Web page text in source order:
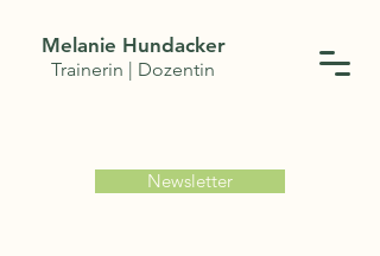
Melanie Hundacker
Trainerin | Dozentin
Newsletter